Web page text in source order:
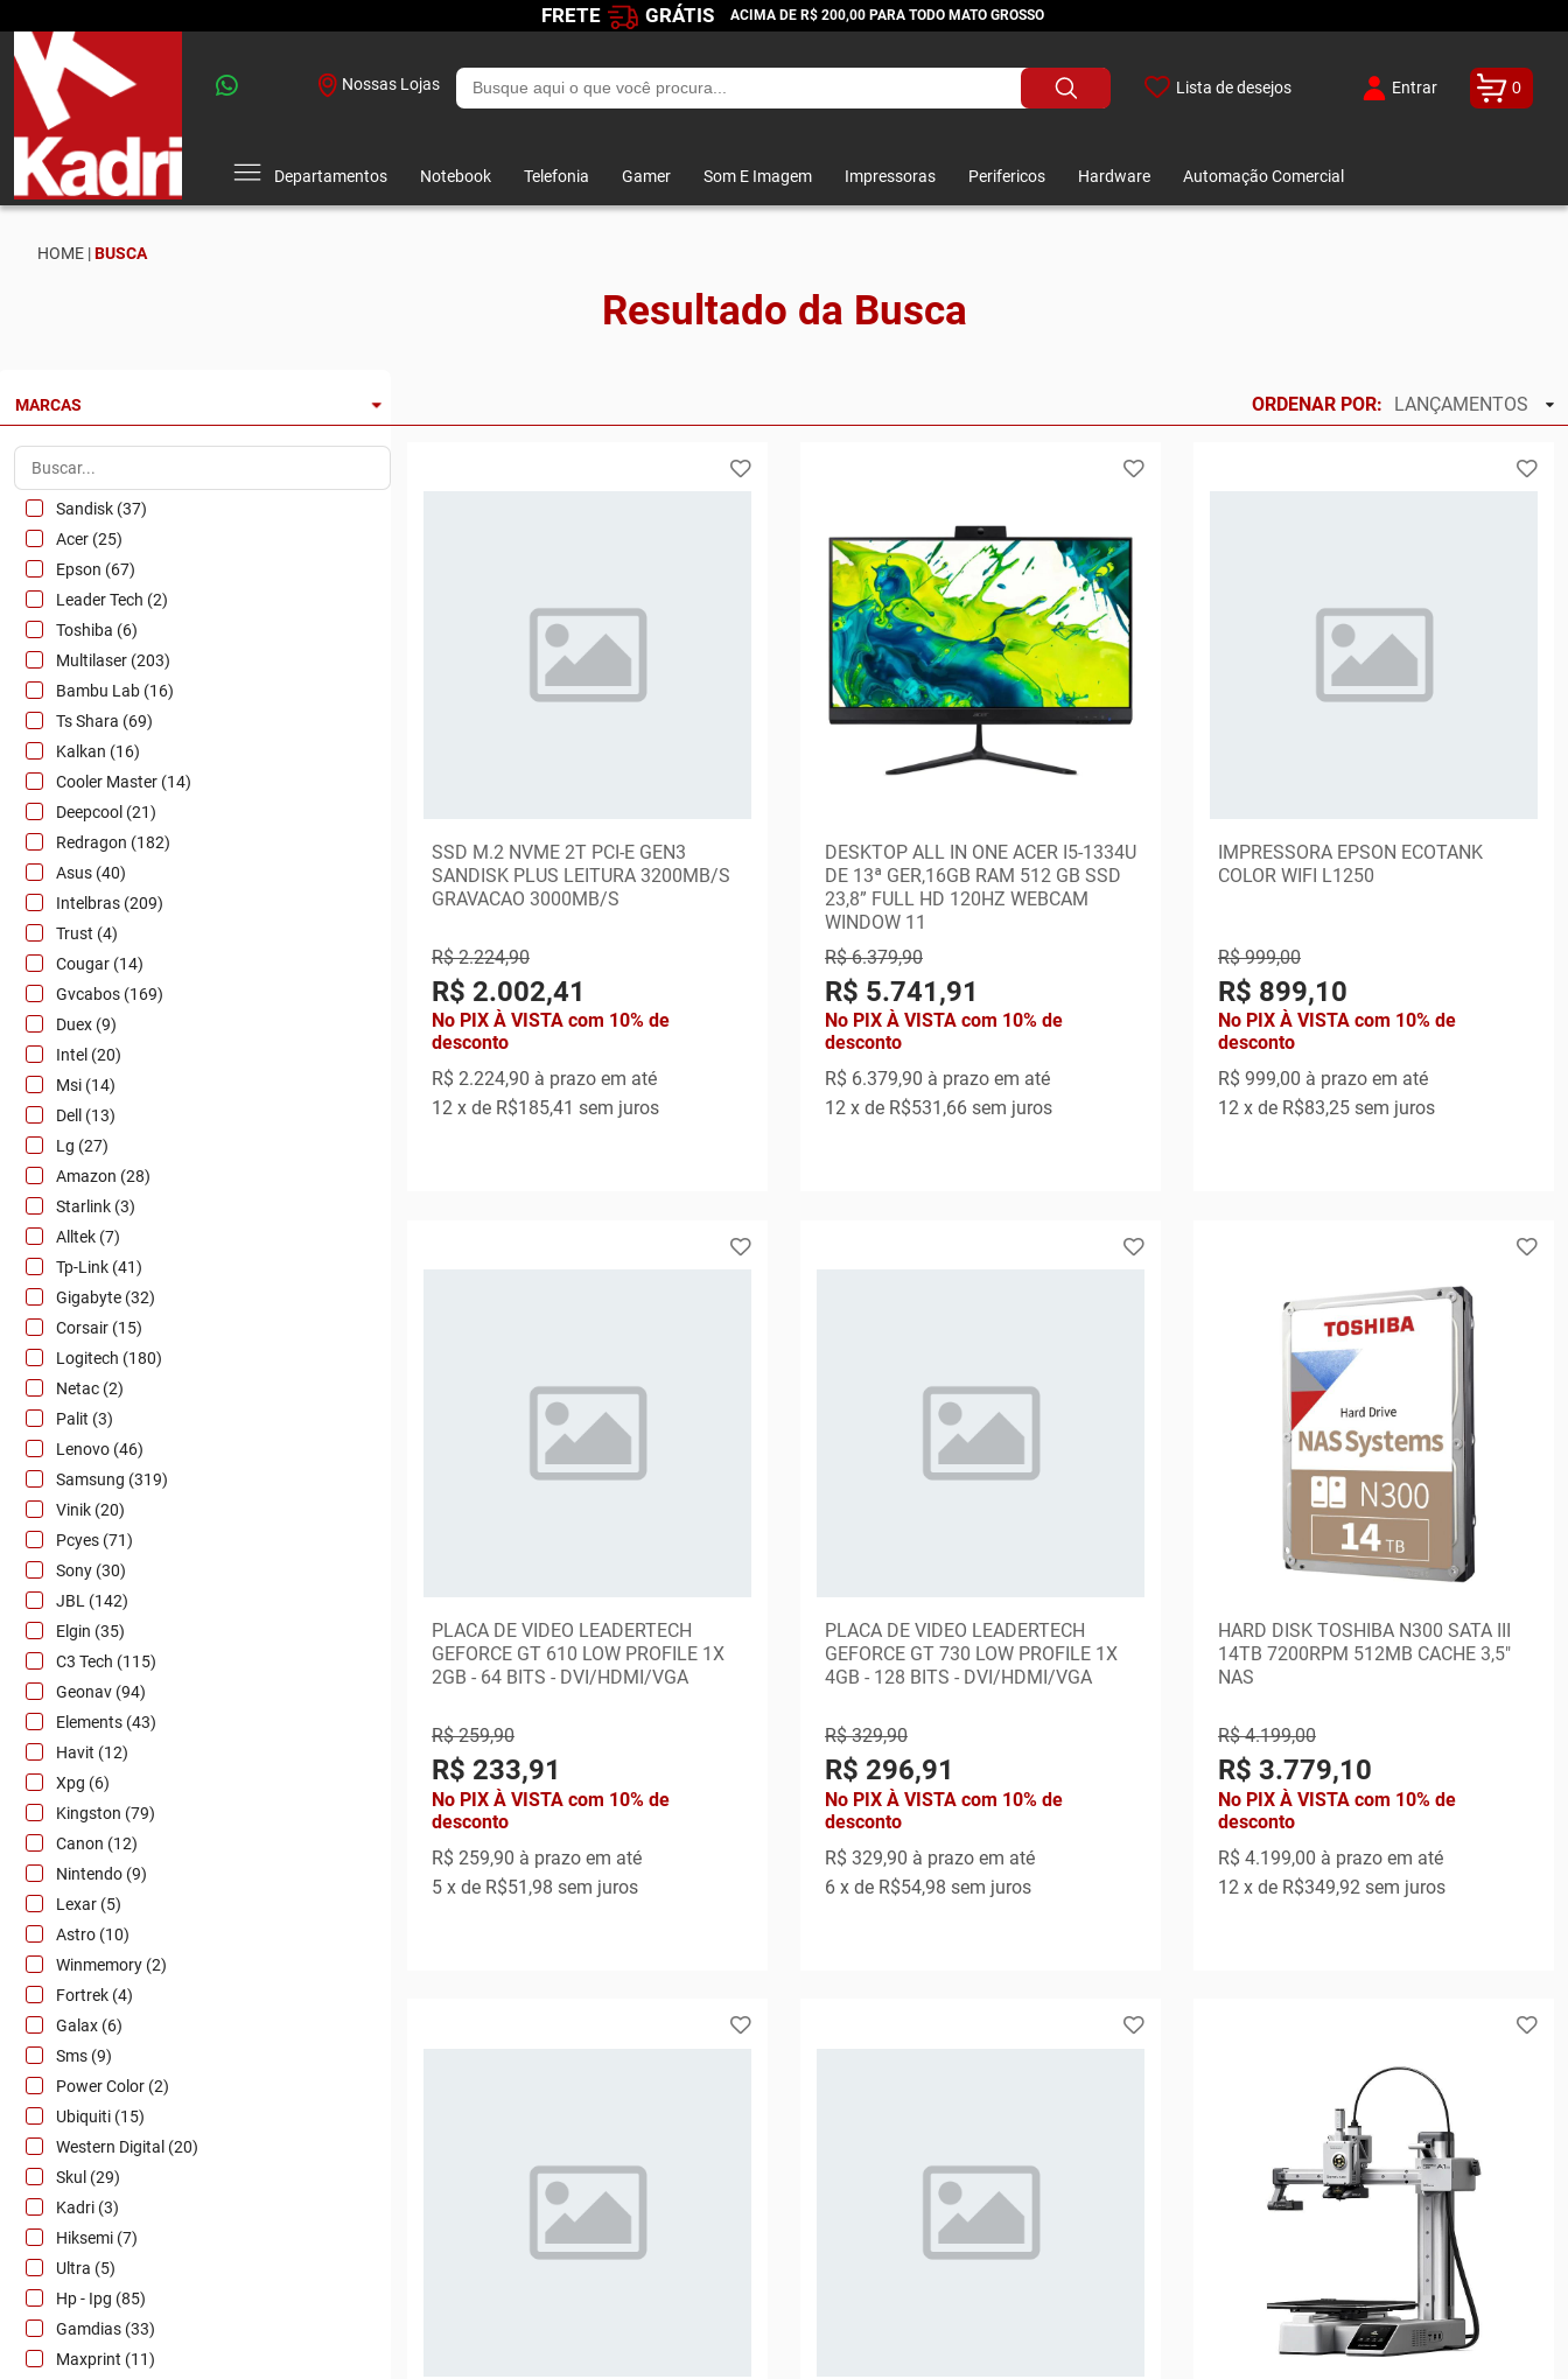
FRETE GRÁTIS ACIMA DE R$ 200,00 PARA TODO MATO GROSSO
Nossas Lojas Lista de desejos Entrar 0
Departamentos Notebook Telefonia Gamer Som E Imagem Impressoras Perifericos Hardware Automação Comercial
HOME |BUSCA
Resultado da Busca
MARCAS
Sandisk (37)
Acer (25)
Epson (67)
Leader Tech (2)
Toshiba (6)
Multilaser (203)
Bambu Lab (16)
Ts Shara (69)
Kalkan (16)
Cooler Master (14)
Deepcool (21)
Redragon (182)
Asus (40)
Intelbras (209)
Trust (4)
Cougar (14)
Gvcabos (169)
Duex (9)
Intel (20)
Msi (14)
Dell (13)
Lg (27)
Amazon (28)
Starlink (3)
Alltek (7)
Tp-Link (41)
Gigabyte (32)
Corsair (15)
Logitech (180)
Netac (2)
Palit (3)
Lenovo (46)
Samsung (319)
Vinik (20)
Pcyes (71)
Sony (30)
JBL (142)
Elgin (35)
C3 Tech (115)
Geonav (94)
Elements (43)
Havit (12)
Xpg (6)
Kingston (79)
Canon (12)
Nintendo (9)
Lexar (5)
Astro (10)
Winmemory (2)
Fortrek (4)
Galax (6)
Sms (9)
Power Color (2)
Ubiquiti (15)
Western Digital (20)
Skul (29)
Kadri (3)
Hiksemi (7)
Ultra (5)
Hp - Ipg (85)
Gamdias (33)
Maxprint (11)
ORDENAR POR: LANÇAMENTOS
SSD M.2 NVME 2T PCI-E GEN3
SANDISK PLUS LEITURA 3200MB/S
GRAVACAO 3000MB/S
R$ 2.224,90
R$ 2.002,41
No PIX À VISTA com 10% de
desconto
R$ 2.224,90 à prazo em até
12 x de R$185,41 sem juros
DESKTOP ALL IN ONE ACER I5-1334U
DE 13ª GER,16GB RAM 512 GB SSD
23,8” FULL HD 120HZ WEBCAM
WINDOW 11
R$ 6.379,90
R$ 5.741,91
No PIX À VISTA com 10% de
desconto
R$ 6.379,90 à prazo em até
12 x de R$531,66 sem juros
IMPRESSORA EPSON ECOTANK
COLOR WIFI L1250
R$ 999,00
R$ 899,10
No PIX À VISTA com 10% de
desconto
R$ 999,00 à prazo em até
12x de R$83,25sem juros
PLACA DE VIDEO LEADERTECH
GEFORCE GT 610 LOW PROFILE 1X
2GB - 64 BITS - DVI/HDMI/VGA
R$ 259,90
R$ 233,91
No PIX À VISTA com 10% de
desconto
R$ 259,90 à prazo em até
5 x de R$51,98 sem juros
PLACA DE VIDEO LEADERTECH
GEFORCE GT 730 LOW PROFILE 1X
4GB - 128 BITS - DVI/HDMI/VGA
R$ 329,90
R$ 296,91
No PIX À VISTA com 10% de
desconto
R$ 329,90 à prazo em até
6 x de R$54,98 sem juros
HARD DISK TOSHIBA N300 SATA III
14TB 7200RPM 512MB CACHE 3,5"
NAS
R$ 4.199,00
R$ 3.779,10
No PIX À VISTA com 10% de
desconto
R$ 4.199,00 à prazo em até
12 x de R$349,92 sem juros